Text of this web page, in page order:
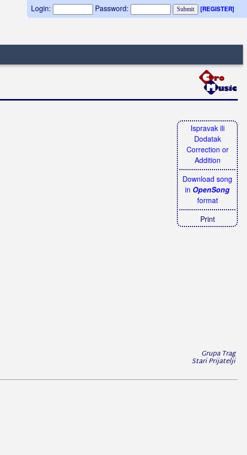
Login: Password: [REGISTER]
Ispravak ili
Dodatak
Correction or
Addition
Download song
in OpenSong
format
Print
Grupa Trag
Stari Prijatelji